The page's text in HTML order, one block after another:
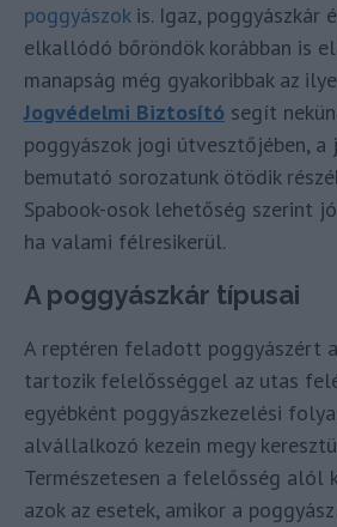
poggyászokis. Igaz, poggyászkár
elkallódó bőröndök korábban is
manapság még gyakoribbak az
Jogvédelmi Biztosító segít
poggyászok jogi útvesztőjében, a
bemutató sorozatunk ötödik
Spabook-osok lehetőség szerint
ha valami félresikerül.
A poggyászkár típusai
A reptéren feladott poggyászért
tartozik felelősséggel az utas
egyébként poggyászkezelési
alvállalkozó kezein megy
Természetesen a felelősség alól
azok az esetek, amikor a